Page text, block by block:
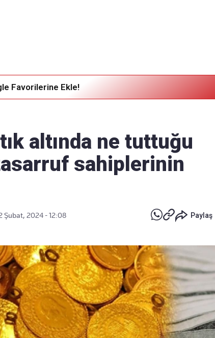
Favorilerine Ekle!
altında ne tuttuğu
sahiplerinin
Şubat, 2024 - 12:08 Paylaş